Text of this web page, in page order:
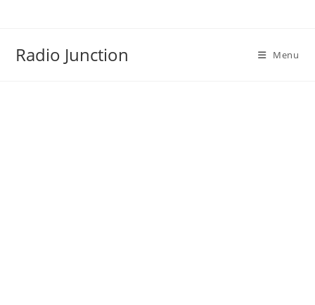
Radio Junction Menu